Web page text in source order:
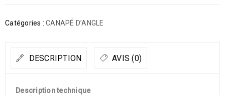
Catégories : CANAPÉ D’ANGLE
DESCRIPTION AVIS (0)
Description technique